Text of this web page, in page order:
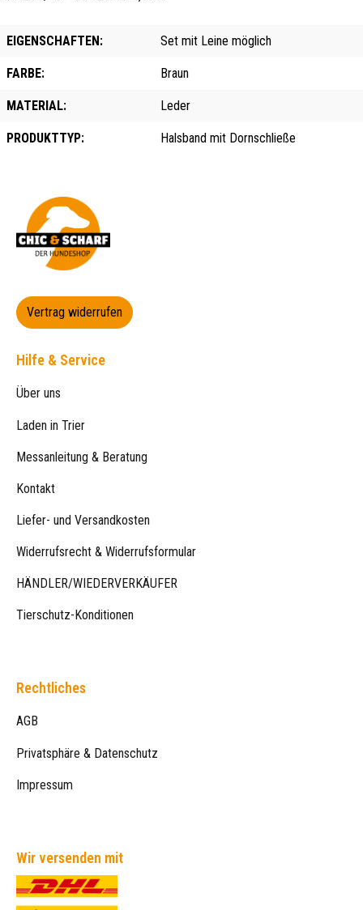
EIGENSCHAFTEN: Set mit Leine möglich
FARBE: Braun
MATERIAL: Leder
PRODUKTTYP: Halsband mit Dornschließe
Vertrag widerrufen
Hilfe & Service
Über uns
Laden in Trier
Messanleitung & Beratung
Kontakt
Liefer- und Versandkosten
Widerrufsrecht & Widerrufsformular
HÄNDLER/WIEDERVERKÄUFER
Tierschutz-Konditionen
Rechtliches
AGB
Privatsphäre & Datenschutz
Impressum
Wir versenden mit